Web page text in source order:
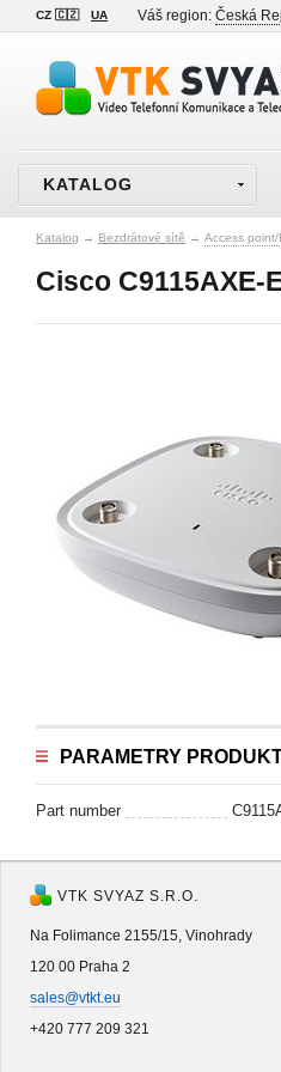
CZ 🇨🇿 UA Váš region: Česká
KATALOG
Katalog → Bezdrátové sítě → Access point/
Cisco C9115AXE-
PARAMETRY
Part number
VTK SVYAZ S.R.O.
Na Folimance 2155/15, Vinohrady
120 00 Praha 2
sales@vtkt.eu
+420 777 209 321